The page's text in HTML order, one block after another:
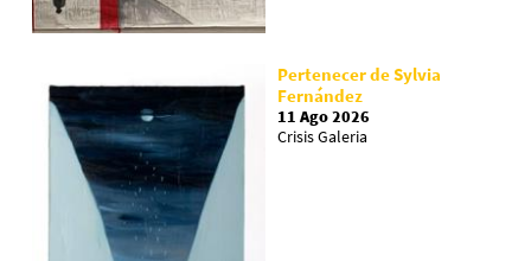
Pertenecer de Sylvia
Fernández
11 Ago 2026
Crisis Galeria